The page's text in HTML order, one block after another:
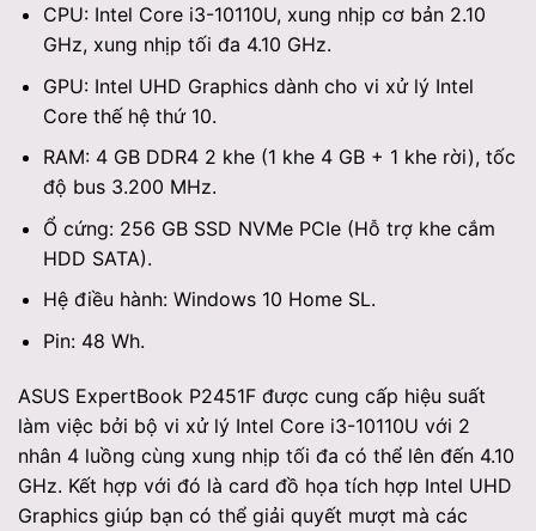
CPU: Intel Core i3-10110U, xung nhịp cơ bản 2.10
GHz, xung nhịp tối đa 4.10 GHz.
GPU: Intel UHD Graphics dành cho vi xử lý Intel
Core thế hệ thứ 10.
RAM: 4 GB DDR4 2 khe (1 khe 4 GB + 1 khe rời), tốc
độ bus 3.200 MHz.
Ổ cứng: 256 GB SSD NVMe PCIe (Hỗ trợ khe cắm
HDD SATA).
Hệ điều hành: Windows 10 Home SL.
Pin: 48 Wh.
ASUS ExpertBook P2451F được cung cấp hiệu suất
làm việc bởi bộ vi xử lý Intel Core i3-10110U với 2
nhân 4 luồng cùng xung nhịp tối đa có thể lên đến 4.10
GHz. Kết hợp với đó là card đồ họa tích hợp Intel UHD
Graphics giúp bạn có thể giải quyết mượt mà các